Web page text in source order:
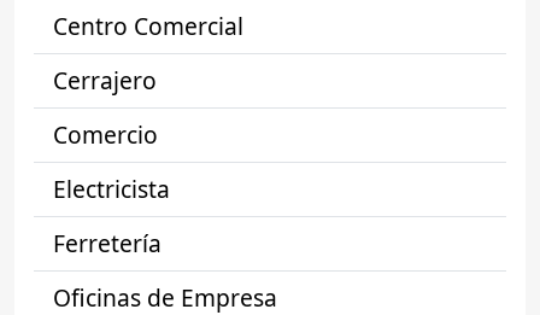
Centro Comercial
Cerrajero
Comercio
Electricista
Ferretería
Oficinas de Empresa